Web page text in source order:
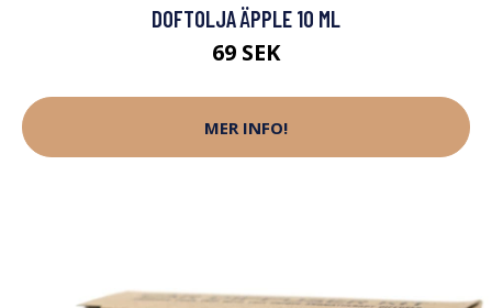
DOFTOLJA ÄPPLE 10 ML
69 SEK
MER INFO!